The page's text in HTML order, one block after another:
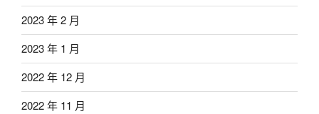
2023 年 2 月
2023 年 1 月
2022 年 12 月
2022 年 11 月